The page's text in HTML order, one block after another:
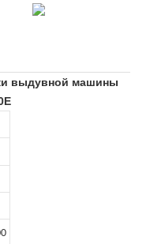
выдувной машины